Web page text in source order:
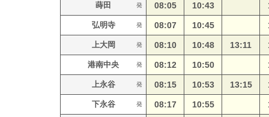
蒔田 発 08:05 10:43
弘明寺 発 08:07 10:45
上大岡 発 08:10 10:48 13:11
港南中央 発 08:12 10:50
上永谷 発 08:15 10:53 13:15
下永谷 発 08:17 10:55